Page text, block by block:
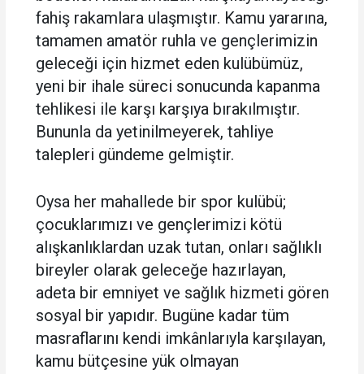
fahiş rakamlara ulaşmıştır. Kamu yararına,
tamamen amatör ruhla ve gençlerimizin
geleceği için hizmet eden kulübümüz,
yeni bir ihale süreci sonucunda kapanma
tehlikesi ile karşı karşıya bırakılmıştır.
Bununla da yetinilmeyerek, tahliye
talepleri gündeme gelmiştir.
Oysa her mahallede bir spor kulübü;
çocuklarımızı ve gençlerimizi kötü
alışkanlıklardan uzak tutan, onları sağlıklı
bireyler olarak geleceğe hazırlayan,
adeta bir emniyet ve sağlık hizmeti gören
sosyal bir yapıdır. Bugüne kadar tüm
masraflarını kendi imkânlarıyla karşılayan,
kamu bütçesine yük olmayan